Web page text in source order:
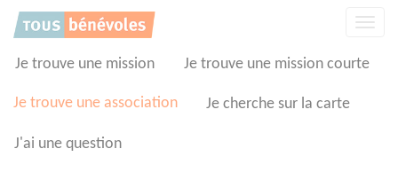
Je trouve une mission Je trouve une mission courte
Je trouve une association Je cherche sur la carte
J'ai une question
Panneau de gestion des cookies